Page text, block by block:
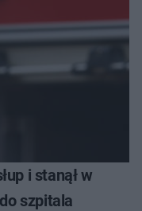
i stanął w
szpitala